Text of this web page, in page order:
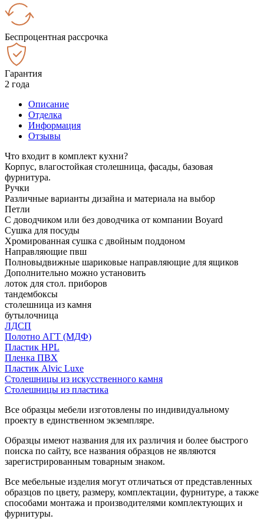
Беспроцентная рассрочка
Гарантия
2 года
Описание
Отделка
Информация
Отзывы
Что входит в комплект кухни?
Корпус, влагостойкая столешница, фасады, базовая
фурнитура.
Ручки
Различные варианты дизайна и материала на выбор
Петли
С доводчиком или без доводчика от компании Boyard
Сушка для посуды
Хромированная сушка с двойным поддоном
Направляющие пвш
Полновыдвижные шариковые направляющие для ящиков
Дополнительно можно установить
лоток для стол. приборов
тандембоксы
столешница из камня
бутылочница
ЛДСП
Полотно АГТ (МДФ)
Пластик HPL
Пленка ПВХ
Пластик Alvic Luxe
Столешницы из искусственного камня
Столешницы из пластика
Все образцы мебели изготовлены по индивидуальному
проекту в единственном экземпляре.
Образцы имеют названия для их различия и более быстрого
поиска по сайту, все названия образцов не являются
зарегистрированным товарным знаком.
Все мебельные изделия могут отличаться от представленных
образцов по цвету, размеру, комплектации, фурнитуре, а также
способами монтажа и производителями комплектующих и
фурнитуры.